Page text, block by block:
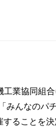
業協同組
んなのパ
ることを決